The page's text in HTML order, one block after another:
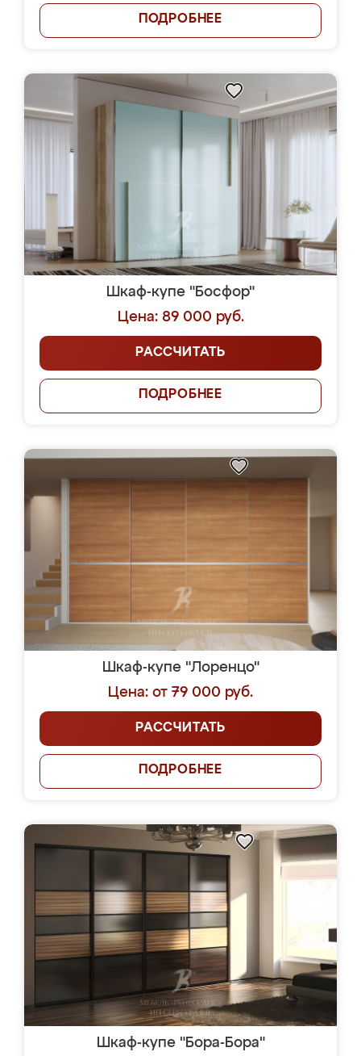
ПОДРОБНЕЕ
Шкаф-купе "Босфор"
Цена: 89 000 руб.
РАССЧИТАТЬ
ПОДРОБНЕЕ
Шкаф-купе "Лоренцо"
Цена: от 79 000 руб.
РАССЧИТАТЬ
ПОДРОБНЕЕ
Шкаф-купе "Бора-Бора"